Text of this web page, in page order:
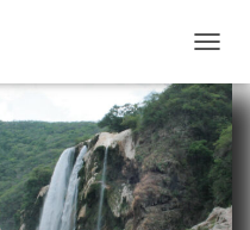
O
G
G
L
E
N
A